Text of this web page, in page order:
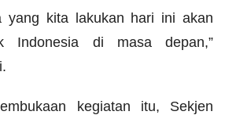
yang kita lakukan hari ini akan
Indonesia di masa depan,”
kegiatan itu, Sekjen